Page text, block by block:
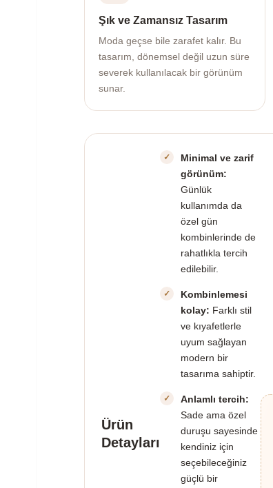
Şık ve Zamansız Tasarım
Moda geçse bile zarafet kalır. Bu
tasarım, dönemsel değil uzun süre
severek kullanılacak bir görünüm
sunar.
Ürün
Detayları
Minimal ve zarif
görünüm:
Günlük
kullanımda da
özel gün
kombinlerinde de
rahatlıkla tercih
edilebilir.
Kombinlemesi
kolay: Farklı stil
ve kıyafetlerle
uyum sağlayan
modern bir
tasarıma sahiptir.
Anlamlı tercih:
Sade ama özel
duruşu sayesinde
kendiniz için
seçebileceğiniz
güçlü bir